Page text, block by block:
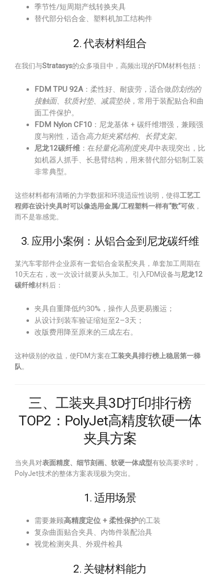
季节性/短周期产线转换夹具
替代部分铝合金、塑料机加工结构件
2. 代表材料组合
在我们与Stratasys的众多项目中，高频出现的FDM材料包括：
FDM TPU 92A：柔性好、耐疲劳，适合做防划伤的
接触面、软质衬垫、减震垫块，常用于装配贴合和曲
面工件保护。
FDM Nylon CF10 ：尼龙基体 + 碳纤维增强，兼顾强
度与刚性，适合高力矩夹紧结构、长臂支架。
尼龙12碳纤维 ：在轻量化高刚度夹具中表现突出，比
如机器人抓手、长悬臂结构，用来替代部分铝制工装
非常典型。
这些材料都有清晰的力学数据和环境适应性说明，使得工艺工
程师在设计夹具时可以像选用金属/工程塑料一样有“数”可依 ，
而不是靠感觉。
3. 应用小案例：从铝合金到尼龙碳纤维
某汽车零部件企业原有一套铝合金装配夹具，单套加工周期在
10天左右，改一次设计就要从头加工。引入FDM设备与尼龙12
碳纤维材料后：
夹具自重降低约30%，操作人员更易搬运；
从设计到装车验证缩短至2–3天；
改版费用降至原来的三成左右。
这种级别的收益，使FDM方案在工装夹具排行榜上稳居第一梯
队。
三、工装夹具3D打印排行榜
TOP2：PolyJet高精度软硬一体
夹具方案
当夹具对表面精度、细节刻画、软硬一体成型有较高要求时，
PolyJet技术的整体方案表现极为突出。
1. 适用场景
需要兼顾高精度定位 + 柔性保护的工装
复杂曲面贴合夹具、内饰件装配治具
视觉检测夹具、外观件检具
2. 关键材料能力